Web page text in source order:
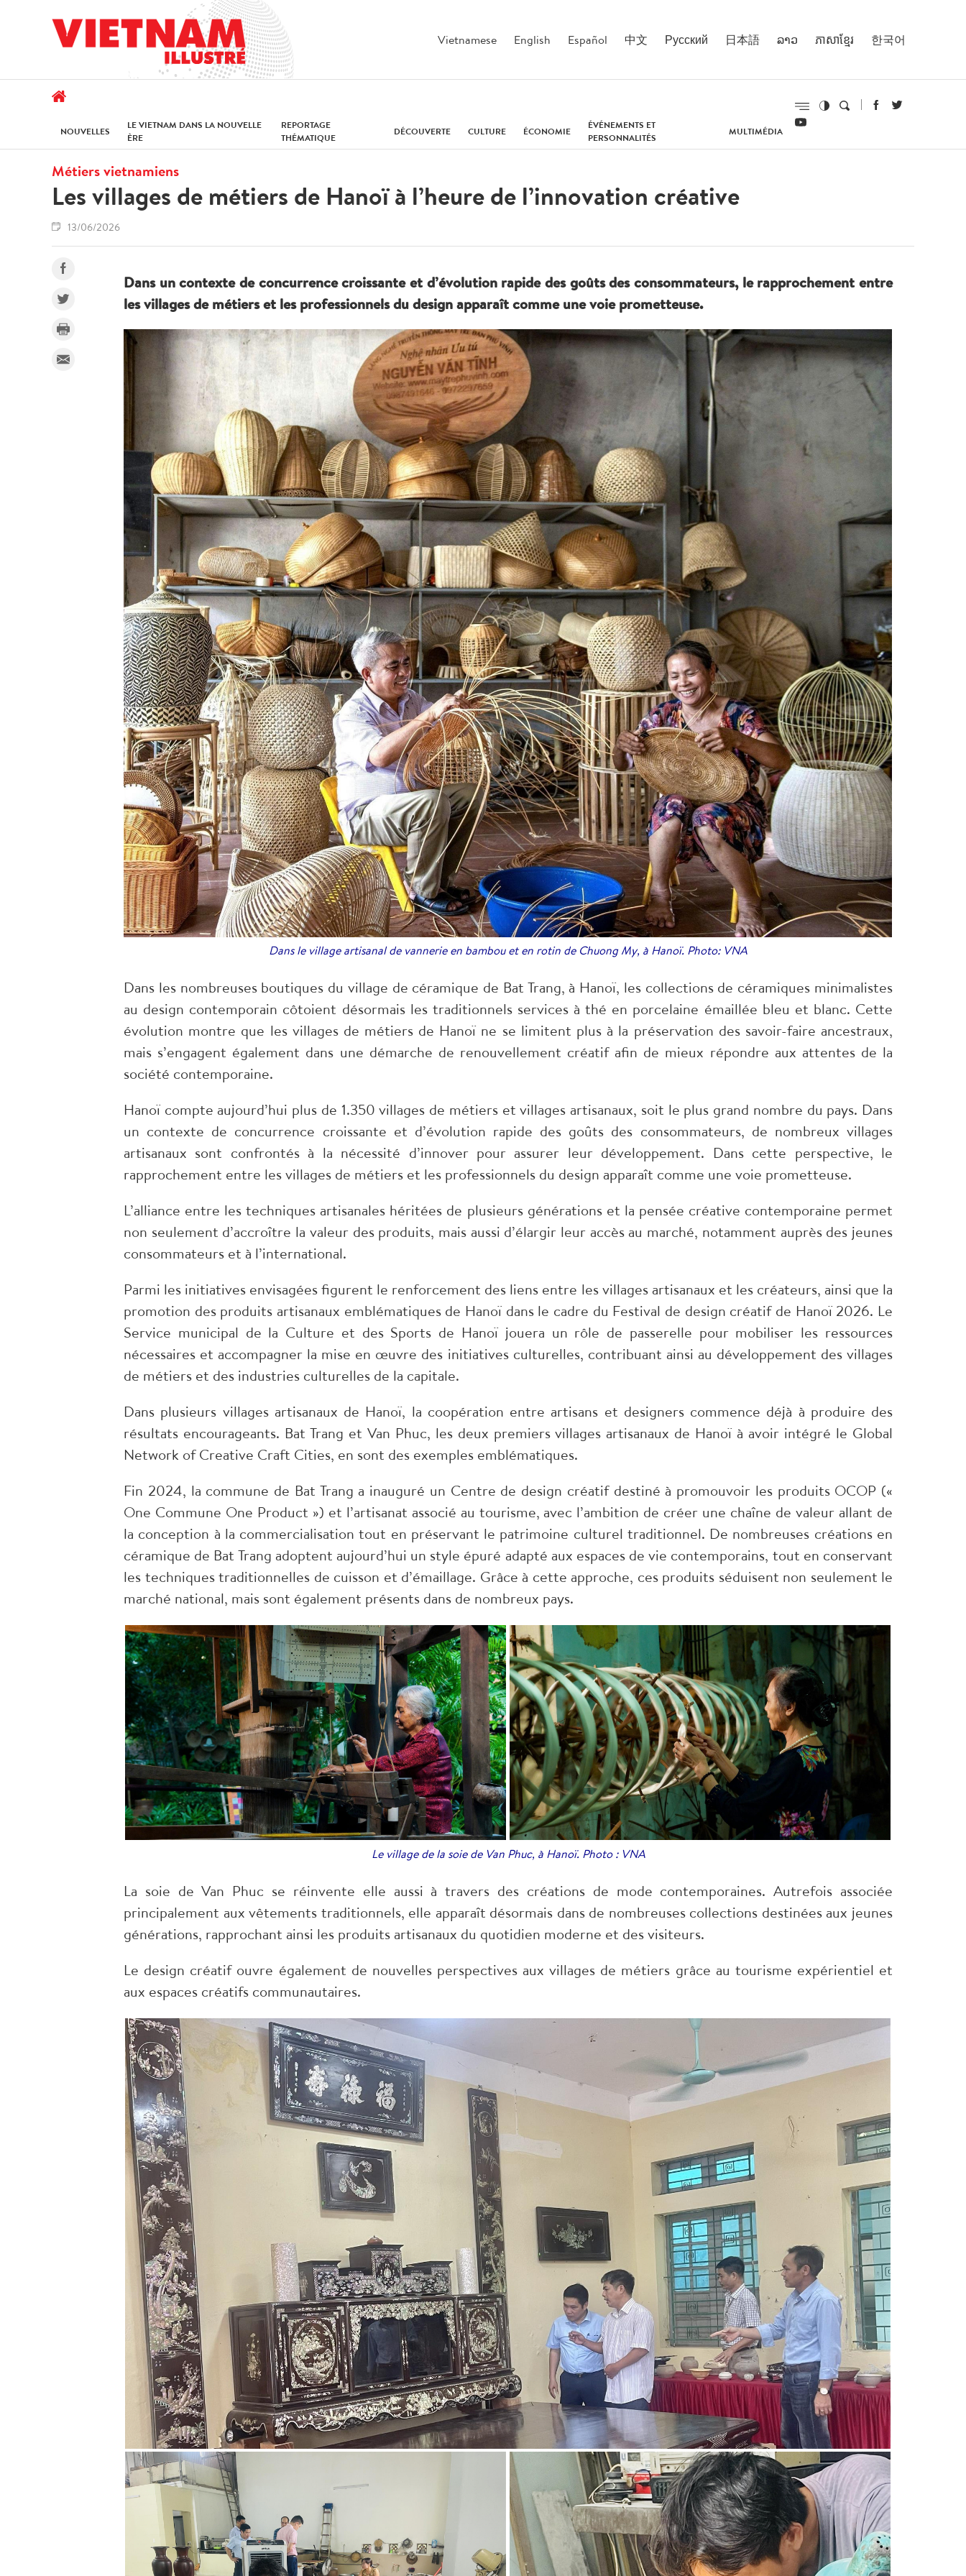
Vietnamese English Español 中文 Русский 日本語 ລາວ ភាសាខ្មែរ 한국어
NOUVELLES
LE VIETNAM DANS LA NOUVELLE
ÈRE
REPORTAGE
THÉMATIQUE
DÉCOUVERTE CULTURE ÉCONOMIE
ÉVÉNEMENTS ET
PERSONNALITÉS
MULTIMÉDIA
Métiers vietnamiens
Les villages de métiers de Hanoï à l’heure de l’innovation créative
13/06/2026
Dans un contexte de concurrence croissante et d’évolution rapide des goûts des consommateurs, le rapprochement entre
les villages de métiers et les professionnels du design apparaît comme une voie prometteuse.
Dans le village artisanal de vannerie en bambou et en rotin de Chuong My, à Hanoï. Photo: VNA
Dans les nombreuses boutiques du village de céramique de Bat Trang, à Hanoï, les collections de céramiques minimalistes
au design contemporain côtoient désormais les traditionnels services à thé en porcelaine émaillée bleu et blanc. Cette
évolution montre que les villages de métiers de Hanoï ne se limitent plus à la préservation des savoir-faire ancestraux,
mais s’engagent également dans une démarche de renouvellement créatif afin de mieux répondre aux attentes de la
société contemporaine.
Hanoï compte aujourd’hui plus de 1.350 villages de métiers et villages artisanaux, soit le plus grand nombre du pays. Dans
un contexte de concurrence croissante et d’évolution rapide des goûts des consommateurs, de nombreux villages
artisanaux sont confrontés à la nécessité d’innover pour assurer leur développement. Dans cette perspective, le
rapprochement entre les villages de métiers et les professionnels du design apparaît comme une voie prometteuse.
L’alliance entre les techniques artisanales héritées de plusieurs générations et la pensée créative contemporaine permet
non seulement d’accroître la valeur des produits, mais aussi d’élargir leur accès au marché, notamment auprès des jeunes
consommateurs et à l’international.
Parmi les initiatives envisagées figurent le renforcement des liens entre les villages artisanaux et les créateurs, ainsi que la
promotion des produits artisanaux emblématiques de Hanoï dans le cadre du Festival de design créatif de Hanoï 2026. Le
Service municipal de la Culture et des Sports de Hanoï jouera un rôle de passerelle pour mobiliser les ressources
nécessaires et accompagner la mise en œuvre des initiatives culturelles, contribuant ainsi au développement des villages
de métiers et des industries culturelles de la capitale.
Dans plusieurs villages artisanaux de Hanoï, la coopération entre artisans et designers commence déjà à produire des
résultats encourageants. Bat Trang et Van Phuc, les deux premiers villages artisanaux de Hanoï à avoir intégré le Global
Network of Creative Craft Cities, en sont des exemples emblématiques.
Fin 2024, la commune de Bat Trang a inauguré un Centre de design créatif destiné à promouvoir les produits OCOP («
One Commune One Product ») et l’artisanat associé au tourisme, avec l’ambition de créer une chaîne de valeur allant de
la conception à la commercialisation tout en préservant le patrimoine culturel traditionnel. De nombreuses créations en
céramique de Bat Trang adoptent aujourd’hui un style épuré adapté aux espaces de vie contemporains, tout en conservant
les techniques traditionnelles de cuisson et d’émaillage. Grâce à cette approche, ces produits séduisent non seulement le
marché national, mais sont également présents dans de nombreux pays.
Le village de la soie de Van Phuc, à Hanoï. Photo : VNA
La soie de Van Phuc se réinvente elle aussi à travers des créations de mode contemporaines. Autrefois associée
principalement aux vêtements traditionnels, elle apparaît désormais dans de nombreuses collections destinées aux jeunes
générations, rapprochant ainsi les produits artisanaux du quotidien moderne et des visiteurs.
Le design créatif ouvre également de nouvelles perspectives aux villages de métiers grâce au tourisme expérientiel et
aux espaces créatifs communautaires.